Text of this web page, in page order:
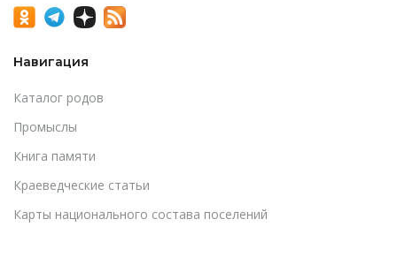
Навигация
Каталог родов
Промыслы
Книга памяти
Краеведческие статьи
Карты национального состава поселений